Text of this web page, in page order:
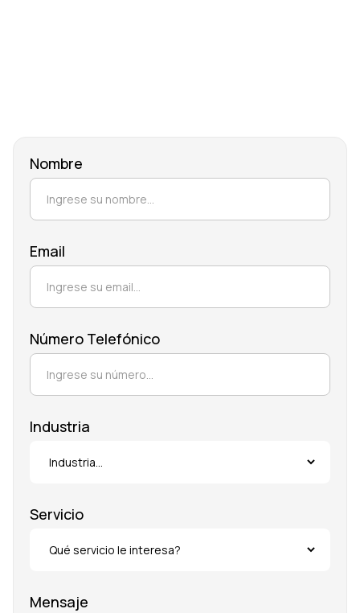
Nombre
Email
Número Telefónico
Industria
Servicio
Mensaje